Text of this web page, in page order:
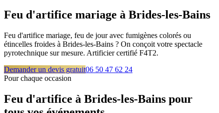
Feu d'artifice mariage à Brides-les-Bains
Feu d'artifice mariage, feu de jour avec fumigènes colorés ou
étincelles froides à Brides-les-Bains ? On conçoit votre spectacle
pyrotechnique sur mesure. Artificier certifié F4T2.
Demander un devis gratuit06 50 47 62 24
Pour chaque occasion
Feu d'artifice à Brides-les-Bains pour